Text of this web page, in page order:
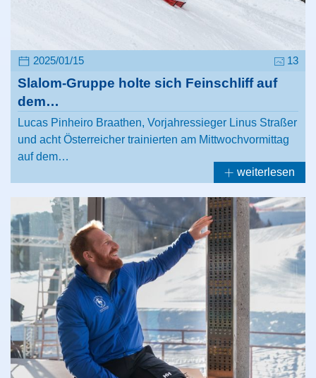
2025/01/15 13
Slalom-Gruppe holte sich Feinschliff auf
dem…
Lucas Pinheiro Braathen, Vorjahressieger Linus Straßer
und acht Österreicher trainierten am Mittwochvormittag
auf dem…
weiterlesen